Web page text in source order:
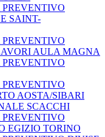
SAINT-
AULA MAGNA
AOSTA/SIBARI
SCACCHI
EGIZIO TORINO